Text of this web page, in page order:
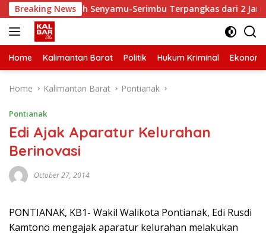
Skip
to
content
Breaking News
Tempuh Senyamu-Serimbu Terpangkas dari 2 Jam Jadi
Home Kalimantan Barat Politik Hukum Kriminal Ekonomi
Home Kalimantan Barat Pontianak
Pontianak
Edi Ajak Aparatur Kelurahan
Berinovasi
October 27, 2014
PONTIANAK, KB1- Wakil Walikota Pontianak, Edi Rusdi
Kamtono mengajak aparatur kelurahan melakukan